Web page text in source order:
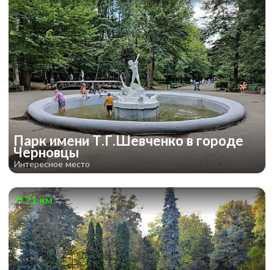
Парк имени Т.Г.Шевченко в городе
Черновцы
Интересное место
21 км